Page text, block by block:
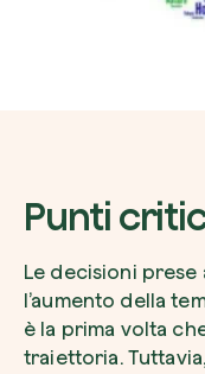
Punti
Le decisioni prese
l’aumento della
è la prima volta
traiettoria.